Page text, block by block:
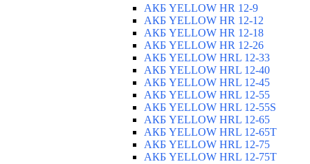
АКБ YELLOW HR 12-9
АКБ YELLOW HR 12-12
АКБ YELLOW HR 12-18
АКБ YELLOW HR 12-26
АКБ YELLOW HRL 12-33
АКБ YELLOW HRL 12-40
АКБ YELLOW HRL 12-45
АКБ YELLOW HRL 12-55
АКБ YELLOW HRL 12-55S
АКБ YELLOW HRL 12-65
АКБ YELLOW HRL 12-65T
АКБ YELLOW HRL 12-75
АКБ YELLOW HRL 12-75Т